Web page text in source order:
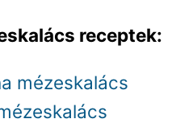
receptek:
mézeskalács